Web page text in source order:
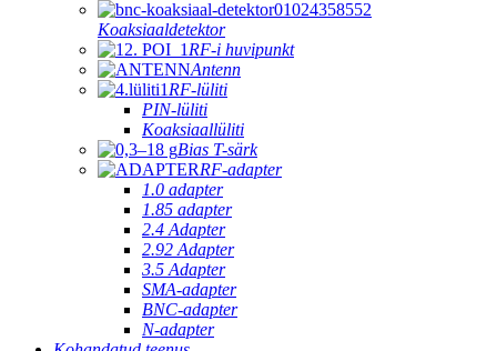
Koaksiaaldetektor
RF-i huvipunkt
Antenn
RF-lüliti
PIN-lüliti
Koaksiaallüliti
Bias T-särk
RF-adapter
1.0 adapter
1.85 adapter
2.4 Adapter
2.92 Adapter
3.5 Adapter
SMA-adapter
BNC-adapter
N-adapter